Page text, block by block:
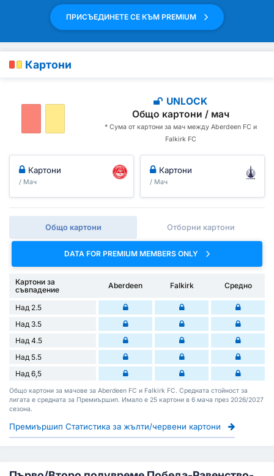
ПРИСЪЕДИНЕТЕ СЕ КЪМ PREMIUM
Картони
UNLOCK
Общо картони / мач
* Сума от картони за мач между Aberdeen FC и
Falkirk FC
Картони
/ Мач
Картони
/ Мач
Общо картони Отборни картони
DATA FOR PREMIUM MEMBERS ONLY
Картони за
съвпадение
Aberdeen Falkirk Средно
Над 2.5
Над 3.5
Над 4.5
Над 5.5
Над 6,5
Общо картони за мачове за Aberdeen FC и Falkirk FC. Средната стойност за
лигата е средната за Премиършип. Имало е 25 картони в 6 мача през 2026/2027
сезона.
Премиършип Статистика за жълти/червени картони